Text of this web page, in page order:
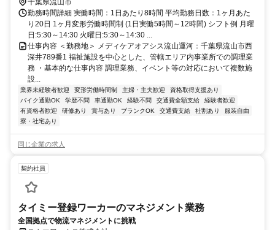
勤務時間詳細 実働時間：1日あたり8時間 平均勤務日数：1ヶ月あた
り20日 1ヶ月変形労働時間制 (1日実働5時間～12時間) シフト例 月曜
日:5:30～14:30 火曜日:5:30～14:30 ...
仕事内容 ＜勤務地＞ メディケアオアシス流山運河：千葉県流山市西
深井789番1 福祉施設を中心とした、管轄エリア内事業所での調理業
務 ・基本的な仕事内容 調理業務、イベント等の対応において複数施
設...
業界未経験者歓迎 変形労働時間制 主婦・主夫歓迎
資格取得支援あり
バイク通勤OK
学歴不問 車通勤OK 経験不問 交通費全額支給
経験者歓迎
有資格者歓迎
研修あり 賞与あり ブランクOK 交通費支給 社割あり
服装自由
寮・社宅あり
同じ企業の求人
契約社員
タイミー登録ワーカーのマネジメント業務
全国拠点で物流マネジメントに挑戦